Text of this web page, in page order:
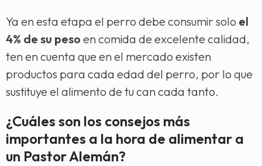
Ya en esta etapa el perro debe consumir solo el
4% de su peso en comida de excelente calidad,
ten en cuenta que en el mercado existen
productos para cada edad del perro, por lo que
sustituye el alimento de tu can cada tanto.
¿Cuáles son los consejos más
importantes a la hora de alimentar a
un Pastor Alemán?